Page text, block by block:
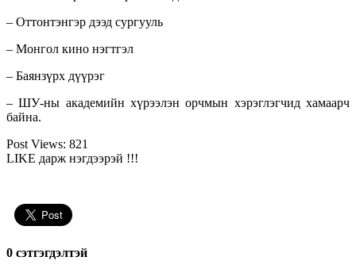
– Оттонтэнгэр дээд сургууль
– Монгол кино нэгтгэл
– Баянзүрх дүүрэг
– ШУ-ны академийн хүрээлэн орчмын хэрэглэгчид хамаарч
байна.
Post Views: 821
LIKE дарж нэгдээрэй !!!
0 cэтгэгдэлтэй